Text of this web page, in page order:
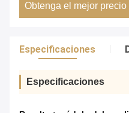
Obtenga el mejor precio
Especificaciones
Especificaciones